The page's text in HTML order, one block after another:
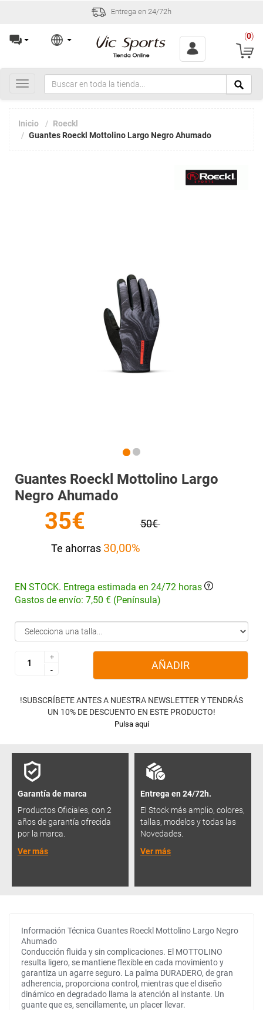
Entrega en 24/72h
(0)
Toggle
navigation
Inicio
Roeckl
Guantes Roeckl Mottolino Largo Negro Ahumado
Guantes Roeckl Mottolino Largo
Negro Ahumado
35€
50€
Te ahorras 30,00%
EN STOCK. Entrega estimada en 24/72 horas
Gastos de envío: 7,50 € (Península)
+
-
+
-
AÑADIR
!SUBSCRÍBETE ANTES A NUESTRA NEWSLETTER Y TENDRÁS
UN 10% DE DESCUENTO EN ESTE PRODUCTO!
Pulsa aquí
Garantía de marca
Productos Oficiales, con 2
años de garantía ofrecida
por la marca.
Ver más
Entrega en 24/72h.
El Stock más amplio, colores,
tallas, modelos y todas las
Novedades.
Ver más
Información Técnica Guantes Roeckl Mottolino Largo Negro
Ahumado
Conducción fluida y sin complicaciones. El MOTTOLINO
resulta ligero, se mantiene flexible en cada movimiento y
garantiza un agarre seguro. La palma DURADERO, de gran
adherencia, proporciona control, mientras que el diseño
dinámico en degradado llama la atención al instante. Un
guante que es, sencillamente, un placer llevar.